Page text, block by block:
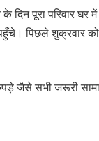
पूरा परिवार घर में
पिछले शुक्रवार को
जैसे सभी जरूरी